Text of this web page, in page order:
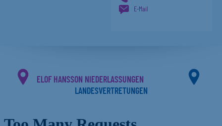
E-Mail
ELOF HANSSON NIEDERLASSUNGEN
LANDESVERTRETUNGEN